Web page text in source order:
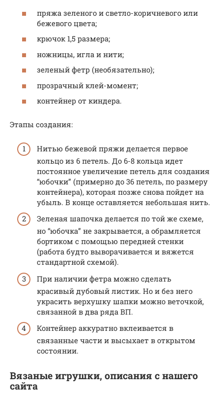
пряжа зеленого и светло-коричневого или
бежевого цвета;
крючок 1,5 размера;
ножницы, игла и нити;
зеленый фетр (необязательно);
прозрачный клей-момент;
контейнер от киндера.
Этапы создания:
Нитью бежевой пряжи делается первое
кольцо из 6 петель. До 6-8 кольца идет
постоянное увеличение петель для создания
“юбочки” (примерно до 36 петель, по размеру
контейнера), которая позже снова пойдет на
убыль. В конце оставляется небольшая нить.
Зеленая шапочка делается по той же схеме,
но “юбочка” не закрывается, а обрамляется
бортиком с помощью передней стенки
(работа будто выворачивается и вяжется
стандартной схемой).
При наличии фетра можно сделать
красивый дубовый листик. Но и без него
украсить верхушку шапки можно веточкой,
связанной в два ряда ВП.
Контейнер аккуратно вклеивается в
связанные части и высыхает в открытом
состоянии.
Вязаные игрушки, описания с нашего
сайта